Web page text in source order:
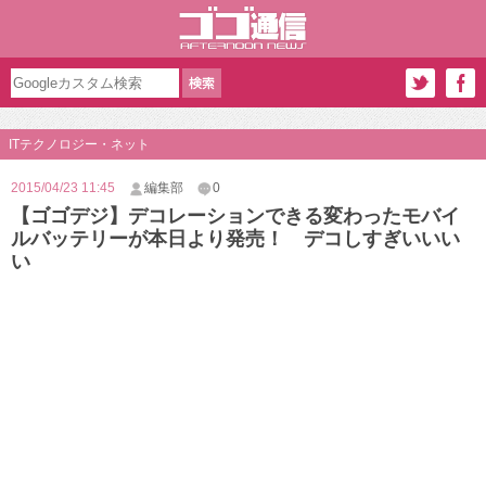
ITテクノロジー・ネット
2015/04/23 11:45 編集部 0
【ゴゴデジ】デコレーションできる変わったモバイ
ルバッテリーが本日より発売！ デコしすぎいいい
い